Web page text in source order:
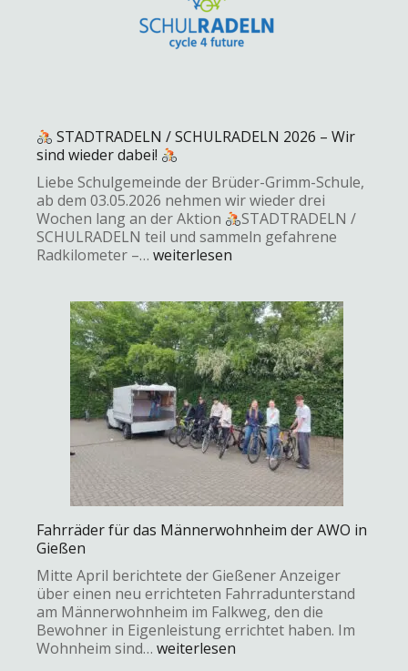
STADTRADELN / SCHULRADELN 2026 – Wir
sind wieder dabei!
Liebe Schulgemeinde der Brüder-Grimm-Schule,
ab dem 03.05.2026 nehmen wir wieder drei
Wochen lang an der Aktion
‍STADTRADELN /
SCHULRADELN teil und sammeln gefahrene
Radkilometer –… weiterlesen
Fahrräder für das Männerwohnheim der AWO in
Gießen
Mitte April berichtete der Gießener Anzeiger
über einen neu errichteten Fahrradunterstand
am Männerwohnheim im Falkweg, den die
Bewohner in Eigenleistung errichtet haben. Im
Wohnheim sind… weiterlesen